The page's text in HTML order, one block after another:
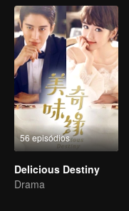
56 episódios
Delicious Destiny
Drama